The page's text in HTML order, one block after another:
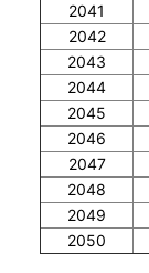
2041
2042
2043
2044
2045
2046
2047
2048
2049
2050